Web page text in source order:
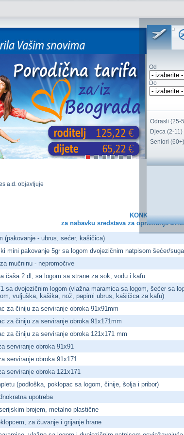
a.d. objavljuje
KONKURS
za nabavku sredstava za opremanje
(pakovanje - ubrus, sećer, kašičica)
mini pakovanje 5gr sa logom dvojezičnim natpisom šećer/
mučninu - nepromočive
čaša 2 dl, sa logom sa strane za sok, vodu i kafu
sa dvojezičnim logom (vlažna maramica sa logom, šećer sa
vuljuška, kašika, nož, papirni ubrus, kašičica za kafu)
za činiju za serviranje obroka 91x91mm
za činiju za serviranje obroka 91x171mm
za činiju za serviranje obroka 121x171 mm
serviranje obroka 91x91
serviranje obroka 91x171
serviranje obroka 121x171
(podloška, poklopac sa logom, činije, šolja i pribor)
upotreba
brojem, metalno-plastične
za čuvanje i grijanje hrane
Od
Do
Odrasli (25-
Djeca (2-11)
Seniori (60+)